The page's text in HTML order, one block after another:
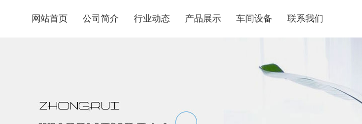
网站首页 公司简介 行业动态 产品展示 车间设备 联系我们